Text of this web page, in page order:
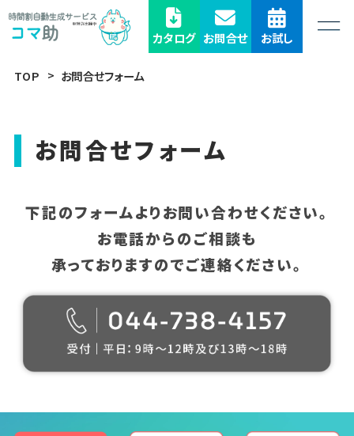
カタログ お問合せ お試し
TOP お問合せフォーム
お問合せフォーム
下記のフォームよりお問い合わせください。
お電話からのご相談も
承っておりますのでご連絡ください。